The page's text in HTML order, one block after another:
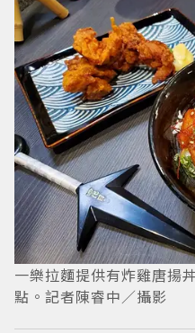
一樂拉麵提供有炸雞唐揚
點。記者陳睿中／攝影